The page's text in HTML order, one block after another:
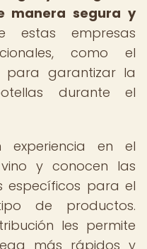
manera segura y
estas empresas
como el
para garantizar la
durante el
experiencia en el
y conocen las
específicos para el
de productos.
les permite
más rápidos y